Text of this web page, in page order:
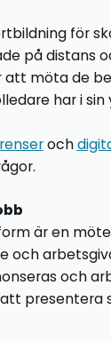
för
på distans
att möta de
har i
och
är en
och
och
presentera